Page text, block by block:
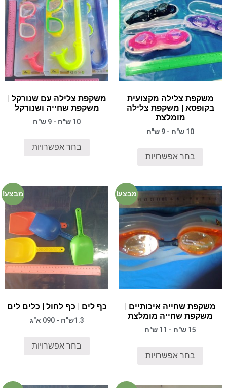
משקפת צלילה מקצועית
בקופסא | משקפת צלילה
מומלצת
10 ש"ח - 9 ש"ח
בחר אפשרויות
משקפת צלילה עם שנורקל |
משקפת שחייה ושנורקל
10 ש"ח - 9 ש"ח
בחר אפשרויות
מבצע!
משקפת שחייה איכותיים |
משקפת שחייה מומלצת
15 ש"ח - 11 ש"ח
בחר אפשרויות
מבצע!
כף לים | כף לחול | כלים לים
1.3ש"ח - 090 א"ג
בחר אפשרויות